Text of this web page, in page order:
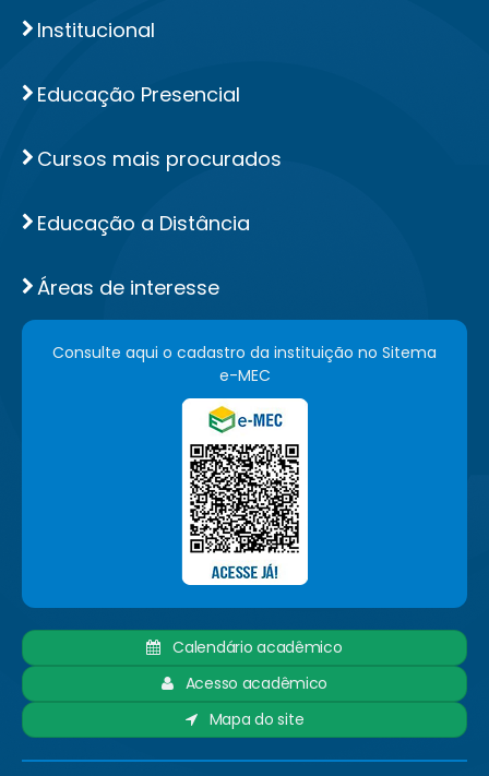
Institucional
Educação Presencial
Cursos mais procurados
Educação a Distância
Áreas de interesse
Consulte aqui o cadastro da instituição no Sitema
e-MEC
Calendário acadêmico
Acesso acadêmico
Mapa do site